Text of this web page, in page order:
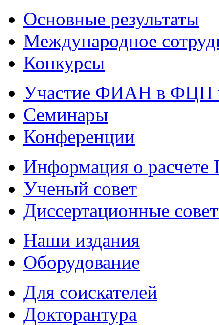
Основные результаты
Международное
Конкурсы
Участие ФИАН в ФЦП
Семинары
Конференции
Информация о
Ученый совет
Диссертационные
Наши издания
Оборудование
Для соискателей
Докторантура